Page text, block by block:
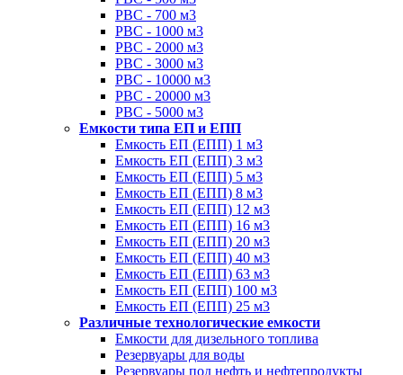
РВС - 700 м3
РВС - 1000 м3
РВС - 2000 м3
РВС - 3000 м3
РВС - 10000 м3
РВС - 20000 м3
РВС - 5000 м3
Емкости типа ЕП и ЕПП
Емкость ЕП (ЕПП) 1 м3
Емкость ЕП (ЕПП) 3 м3
Емкость ЕП (ЕПП) 5 м3
Емкость ЕП (ЕПП) 8 м3
Емкость ЕП (ЕПП) 12 м3
Емкость ЕП (ЕПП) 16 м3
Емкость ЕП (ЕПП) 20 м3
Емкость ЕП (ЕПП) 40 м3
Емкость ЕП (ЕПП) 63 м3
Емкость ЕП (ЕПП) 100 м3
Емкость ЕП (ЕПП) 25 м3
Различные технологические емкости
Емкости для дизельного топлива
Резервуары для воды
Резервуары под нефть и нефтепродукты